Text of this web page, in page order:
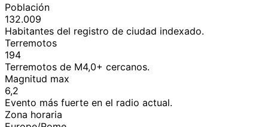
Población
132.009
Habitantes del registro de ciudad indexado.
Terremotos
194
Terremotos de M4,0+ cercanos.
Magnitud max
6,2
Evento más fuerte en el radio actual.
Zona horaria